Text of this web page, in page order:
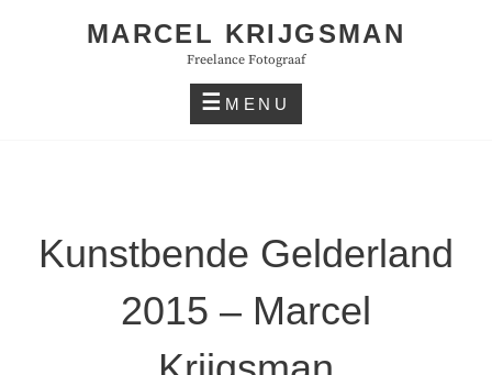
MARCEL KRIJGSMAN
Freelance Fotograaf
MENU
Kunstbende Gelderland
2015 – Marcel